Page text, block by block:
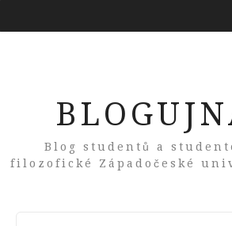
Blog studentů a
filozofické Západočeské